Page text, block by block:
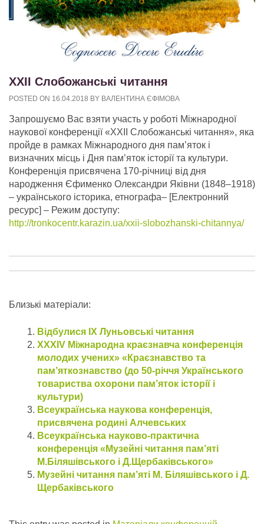
XXII Слобожанські читання
POSTED ON 16.04.2018 BY ВАЛЕНТИНА ЄФІМОВА
Запрошуємо Вас взяти участь у роботі Міжнародної
наукової конференції «XXII Слобожанські читання», яка
пройде в рамках Міжнародного дня пам’яток і
визначних місць і Дня пам’яток історії та культури.
Конференція присвячена 170-річниці від дня
народження Єфименко Олександри Яківни (1848–1918)
– українського історика, етнографа– [Електронний
ресурс] – Режим доступу:
http://tronkocentr.karazin.ua/xxii-slobozhanski-chitannya/
Близькі матеріали:
Відбулися ІХ Луньовські читання
XXХІV Міжнародна краєзнавча конференція
молодих учених» «Краєзнавство та
пам’яткознавство (до 50-річчя Українського
товариства охорони пам’яток історії і
культури)
Всеукраїнська наукова конференція,
присвячена родині Алчевських
Всеукраїнська науково-практична
конференція «Музейні читання пам’яті
М.Біляшівського і Д.Щербаківського»
Музейні читання пам’яті М. Біляшівського і Д.
Щербаківського